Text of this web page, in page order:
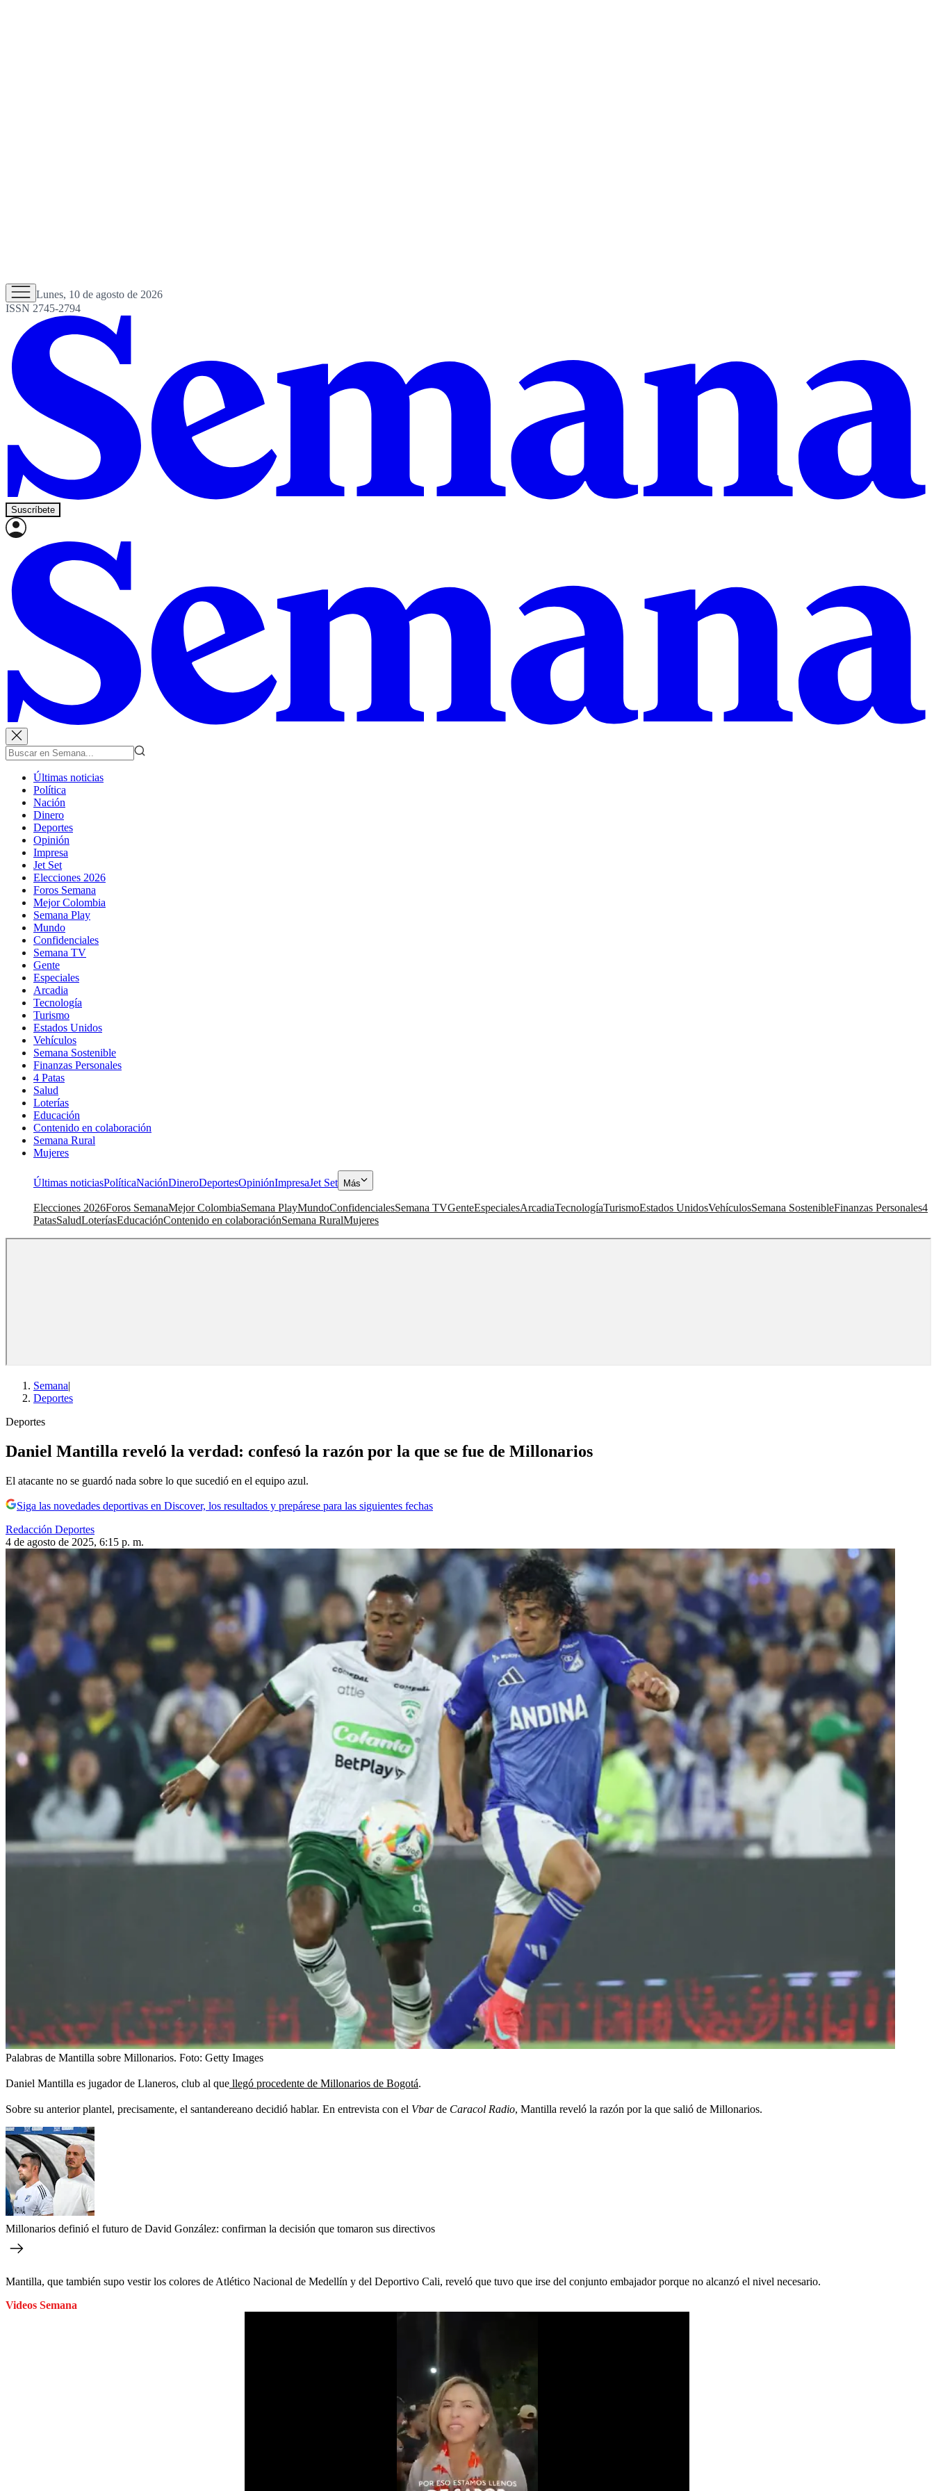
Lunes, 10 de agosto de 2026
ISSN 2745-2794
Suscríbete
Últimas noticias
Política
Nación
Dinero
Deportes
Opinión
Impresa
Jet Set
Elecciones 2026
Foros Semana
Mejor Colombia
Semana Play
Mundo
Confidenciales
Semana TV
Gente
Especiales
Arcadia
Tecnología
Turismo
Estados Unidos
Vehículos
Semana Sostenible
Finanzas Personales
4 Patas
Salud
Loterías
Educación
Contenido en colaboración
Semana Rural
Mujeres
Últimas noticiasPolíticaNaciónDineroDeportesOpiniónImpresaJet Set Más
Elecciones 2026Foros SemanaMejor ColombiaSemana PlayMundoConfidencialesSemana TVGenteEspecialesArcadiaTecnologíaTurismoEstados UnidosVehículosSemana SostenibleFinanzas Personales4
PatasSaludLoteríasEducaciónContenido en colaboraciónSemana RuralMujeres
Semana|
Deportes
Deportes
Daniel Mantilla reveló la verdad: confesó la razón por la que se fue de Millonarios
El atacante no se guardó nada sobre lo que sucedió en el equipo azul.
Siga las novedades deportivas en Discover, los resultados y prepárese para las siguientes fechas
Redacción Deportes
4 de agosto de 2025, 6:15 p. m.
Palabras de Mantilla sobre Millonarios. Foto: Getty Images
Daniel Mantilla es jugador de Llaneros, club al que llegó procedente de Millonarios de Bogotá.
Sobre su anterior plantel, precisamente, el santandereano decidió hablar. En entrevista con el Vbarde Caracol Radio, Mantilla reveló la razón por la que salió de Millonarios.
Millonarios definió el futuro de David González: confirman la decisión que tomaron sus directivos
Mantilla, que también supo vestir los colores de Atlético Nacional de Medellín y del Deportivo Cali, reveló que tuvo que irse del conjunto embajador porque no alcanzó el nivel necesario.
Videos Semana